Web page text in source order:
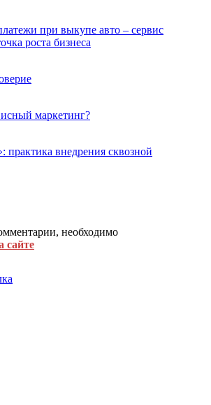
при выкупе авто – сервис
роста бизнеса
маркетинг?
внедрения сквозной
необходимо
сайте